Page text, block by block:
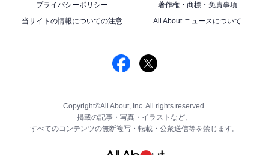
プライバシーポリシー
著作権・商標・免責事項
当サイトの情報についての注意
All About ニュースについて
Copyright©All About, Inc. All rights reserved.
掲載の記事・写真・イラストなど、
すべてのコンテンツの無断複写・転載・公衆送信等を禁じます。